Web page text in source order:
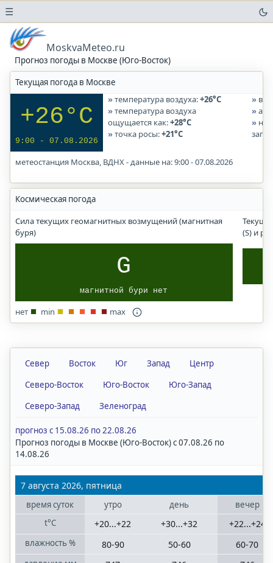
MoskvaMeteo.ru
Прогноз погоды в Москве (Юго-Восток)
☰
+26°C
9:00 - 07.08.2026
Текущая погода в Москве
метеостанция Москва, ВДНХ - данные на: 9:00 - 07.08.2026
температура воздуха:+26°C
температура воздуха
ощущается как:+28°C
точка росы:+21°C
Космическая погода
Сила текущих геомагнитных возмущений (магнитная
буря)
G
магнитной бури нет
(S) и
нет min max
Север Восток Юг Запад
Центр
Северо-Восток
Юго-Восток
Юго-Запад
Северо-Запад
Зеленоград
прогноз с 15.08.26 по 22.08.26
Прогноз погоды в Москве (Юго-Восток) с 07.08.26 по
14.08.26
7 августа 2026, пятница
времясуток
t°C
влажность%
утро
+20...+22
80-90
день
+30...+32
50-60
вечер
+22...+24
60-70
Погода
в
аэропортах
Прогноз
солнечного
УФ-
индекса
городах
пунктах
Казань
Краснодар
край
Москва
Московская
область
Новгород
Нижегородская
область
Ростов-на-Дону
Ростовская
область
Санкт-